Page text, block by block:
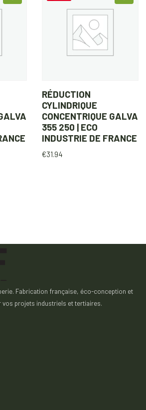
RÉDUCTION
CYLINDRIQUE
CONCENTRIQUE GALVA
355 250 | ECO
INDUSTRIE DE FRANCE
€31.94
Fabrication française, éco-conception et
vos projets industriels et tertiaires.